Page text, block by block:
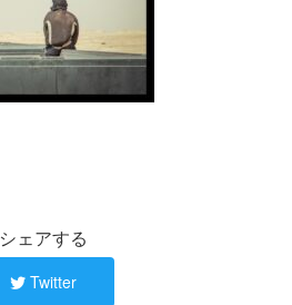
シェアする
Twitter